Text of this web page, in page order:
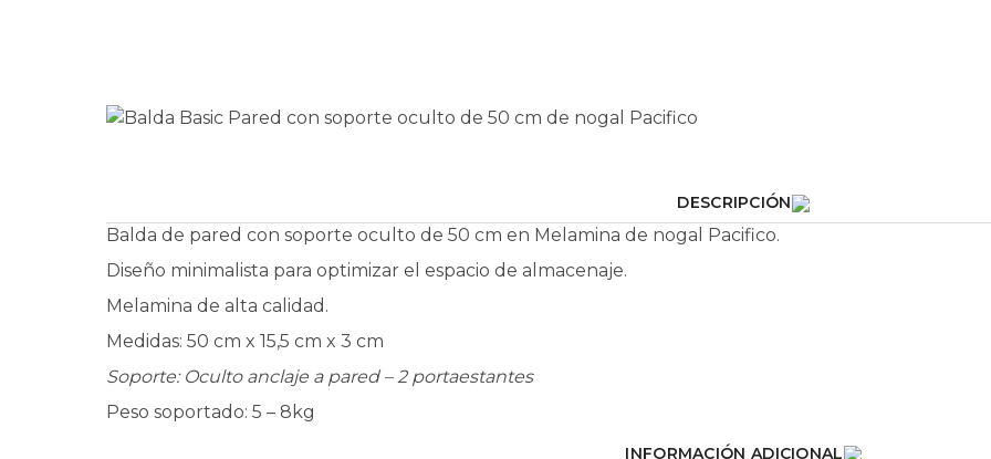
DESCRIPCIÓN
Balda de pared con soporte oculto de 50 cm en Melamina de nogal Pacifico.
Diseño minimalista para optimizar el espacio de almacenaje.
Melamina de alta calidad.
Medidas: 50 cm x 15,5 cm x 3 cm
Soporte: Oculto anclaje a pared – 2 portaestantes
Peso soportado: 5 – 8kg
INFORMACIÓN ADICIONAL